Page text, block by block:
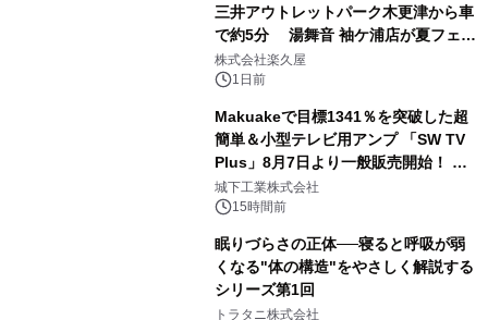
三井アウトレットパーク木更津から車
で約5分 湯舞音 袖ケ浦店が夏フェア
メニューを提供
株式会社楽久屋
1日前
Makuakeで目標1341％を突破した超
簡単＆小型テレビ用アンプ 「SW TV
Plus」8月7日より一般販売開始！ ケ
ーブル1本つなぐだけ、テレビの音が
ぐっと豊かに
城下工業株式会社
15時間前
眠りづらさの正体──寝ると呼吸が弱
くなる"体の構造"をやさしく解説する
シリーズ第1回
トラタニ株式会社